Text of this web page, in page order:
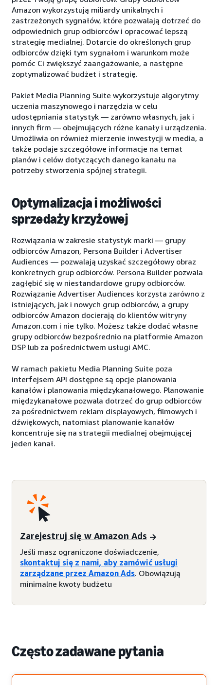
Amazon wykorzystują miliardy unikalnych i
zastrzeżonych sygnałów, które pozwalają dotrzeć do
odpowiednich grup odbiorców i opracować lepszą
strategię medialnej. Dotarcie do określonych grup
odbiorców dzięki tym sygnałom i warunkom może
pomóc Ci zwiększyć zaangażowanie, a następne
zoptymalizować budżet i strategię.
Pakiet Media Planning Suite wykorzystuje algorytmy
uczenia maszynowego i narzędzia w celu
udostępniania statystyk — zarówno własnych, jak i
innych firm — obejmujących różne kanały i urządzenia.
Umożliwia on również mierzenie inwestycji w media, a
także podaje szczegółowe informacje na temat
planów i celów dotyczących danego kanału na
potrzeby stworzenia spójnej strategii.
Optymalizacja i możliwości
sprzedaży krzyżowej
Rozwiązania w zakresie statystyk marki — grupy
odbiorców Amazon, Persona Builder i Advertiser
Audiences — pozwalają uzyskać szczegółowy obraz
konkretnych grup odbiorców. Persona Builder pozwala
zagłębić się w niestandardowe grupy odbiorców.
Rozwiązanie Advertiser Audiences korzysta zarówno z
istniejących, jak i nowych grup odbiorców, a grupy
odbiorców Amazon docierają do klientów witryny
Amazon.com i nie tylko. Możesz także dodać własne
grupy odbiorców bezpośrednio na platformie Amazon
DSP lub za pośrednictwem usługi AMC.
W ramach pakietu Media Planning Suite poza
interfejsem API dostępne są opcje planowania
kanałów i planowania międzykanałowego. Planowanie
międzykanałowe pozwala dotrzeć do grup odbiorców
za pośrednictwem reklam displayowych, filmowych i
dźwiękowych, natomiast planowanie kanałów
koncentruje się na strategii medialnej obejmującej
jeden kanał.
Zarejestruj się w Amazon Ads
Jeśli masz ograniczone doświadczenie,
skontaktuj się z nami, aby zamówić usługi
zarządzane przez Amazon Ads. Obowiązują
minimalne kwoty budżetu
Często zadawane pytania